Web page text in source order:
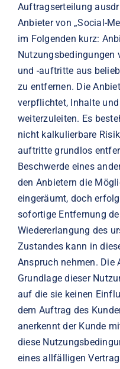
Auftragserteilung
Anbieter von „Social-
im Folgenden kurz:
Nutzungsbedingungen
und -auftritte aus
zu entfernen. Die
verpflichtet, Inhalte
weiterzuleiten. Es
nicht kalkulierbare
auftritte grundlos
Beschwerde eines
den Anbietern die
eingeräumt, doch
sofortige Entfernung
Wiedererlangung des
Zustandes kann in
Anspruch nehmen. Die
Grundlage dieser
auf die sie keinen
dem Auftrag des
anerkennt der Kunde
diese
eines allfälligen